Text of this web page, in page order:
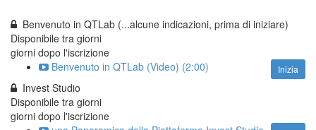
Benvenuto in QTLab (...alcune indicazioni, prima di iniziare)
Disponibile tra giorni
giorni dopo l'iscrizione
Inizia
Benvenuto in QTLab (Video) (2:00)
Invest Studio
Disponibile tra giorni
giorni dopo l'iscrizione